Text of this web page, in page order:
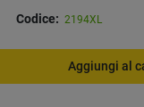
Codice: 2194XL
Aggiungi al